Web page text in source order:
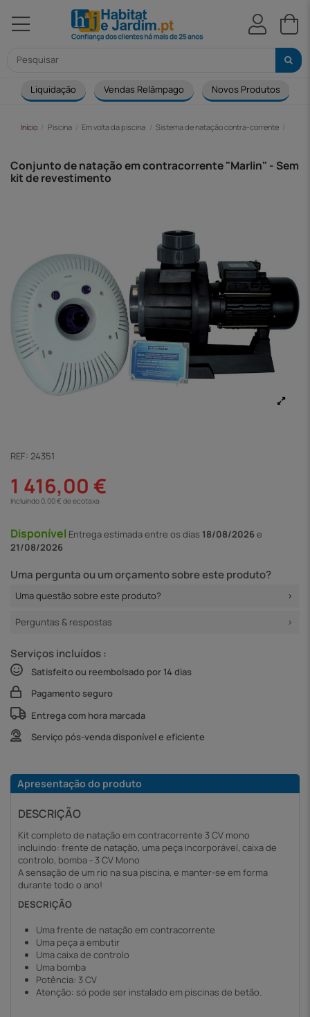
Liquidação Vendas Relâmpago Novos Produtos
Início Piscina Em volta da piscina Sistema de natação contra-corrente
Conjunto de natação em contracorrente "Marlin" - Sem
kit de revestimento
REF: 24351
1 416,00 €
Incluindo 0,00 € de ecotaxa
Disponível Entregaestimada entre os dias 18/08/2026e
21/08/2026
Uma pergunta ou um orçamento sobre este produto?
Uma questão sobre este produto?
Perguntas & respostas
Serviços incluídos :
Satisfeito ou reembolsado por 14 dias
Pagamento seguro
Entrega com hora marcada
Serviço pós-venda disponível e eficiente
Apresentação do produto
DESCRIÇÃO
Kit completo de natação em contracorrente 3 CV mono
incluindo: frente de natação, uma peça incorporável, caixa de
controlo, bomba - 3 CV Mono
A sensação de um rio na sua piscina, e manter-se em forma
durante todo o ano!
DESCRIÇÃO
Uma frente de natação em contracorrente
Uma peça a embutir
Uma caixa de controlo
Uma bomba
Potência: 3 CV
Atenção: só pode ser instalado em piscinas de betão.